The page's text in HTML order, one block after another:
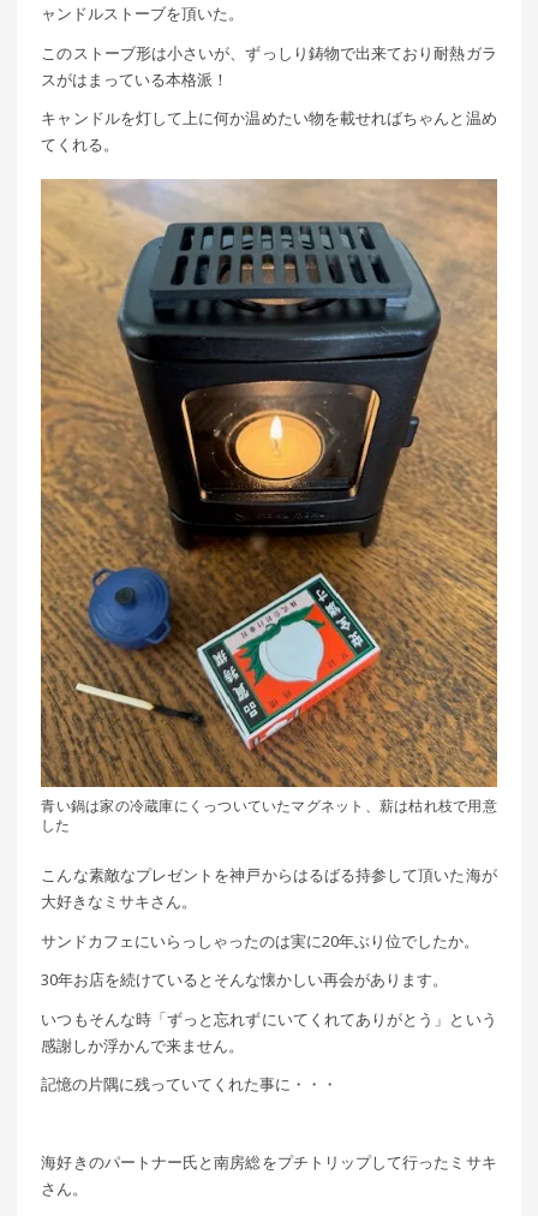
ャンドルストーブを頂いた。
このストーブ形は小さいが、ずっしり鋳物で出来ており耐熱ガラ
スがはまっている本格派！
キャンドルを灯して上に何か温めたい物を載せればちゃんと温め
てくれる。
青い鍋は家の冷蔵庫にくっついていたマグネット、薪は枯れ枝で用意
した
こんな素敵なプレゼントを神戸からはるばる持参して頂いた海が
大好きなミサキさん。
サンドカフェにいらっしゃったのは実に20年ぶり位でしたか。
30年お店を続けているとそんな懐かしい再会があります。
いつもそんな時「ずっと忘れずにいてくれてありがとう」という
感謝しか浮かんで来ません。
記憶の片隅に残っていてくれた事に・・・
海好きのパートナー氏と南房総をプチトリップして行ったミサキ
さん。